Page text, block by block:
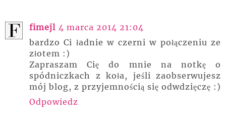
fimejl 4 marca 2014 21:04
bardzo Ci ładnie w czerni w połączeniu ze
złotem :)
Zapraszam Cię do mnie na notkę o
spódniczkach z koła, jeśli zaobserwujesz
mój blog, z przyjemnością się odwdzięczę :)
Odpowiedz